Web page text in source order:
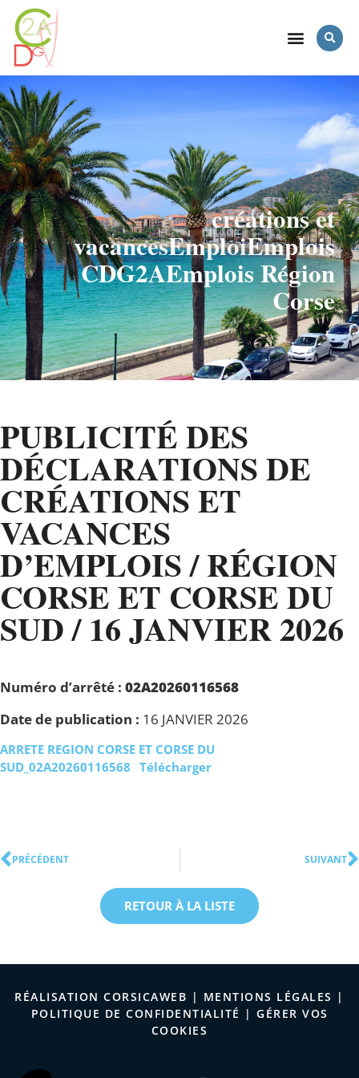
créations et
vacancesEmploiEmplois
CDG2AEmplois Région
Corse
PUBLICITÉ DES
DÉCLARATIONS DE
CRÉATIONS ET
VACANCES
D’EMPLOIS / RÉGION
CORSE ET CORSE DU
SUD / 16 JANVIER 2026
Numéro d’arrêté : 02A20260116568
Date de publication : 16 JANVIER 2026
ARRETE REGION CORSE ET CORSE DU
SUD_02A20260116568
Télécharger
PRÉCÉDENT SUIVANT
RETOUR À LA LISTE
RÉALISATION CORSICAWEB | MENTIONS LÉGALES |
POLITIQUE DE CONFIDENTIALITÉ | GÉRER VOS
COOKIES